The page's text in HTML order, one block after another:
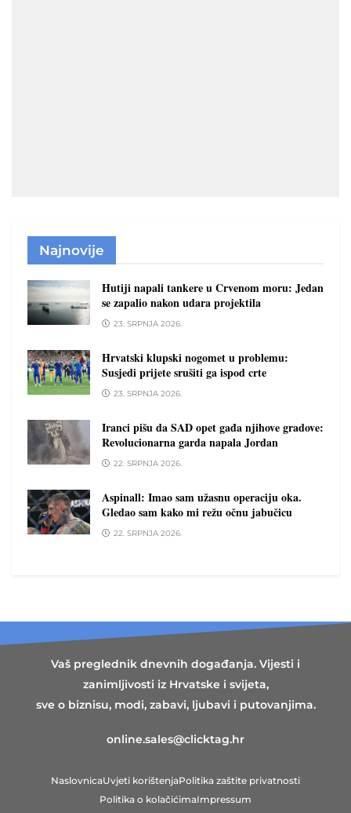
Najnovije
Hutiji napali tankere u Crvenom moru: Jedan
se zapalio nakon udara projektila
23. SRPNJA 2026.
Hrvatski klupski nogomet u problemu:
Susjedi prijete srušiti ga ispod crte
23. SRPNJA 2026.
Iranci pišu da SAD opet gađa njihove gradove:
Revolucionarna garda napala Jordan
22. SRPNJA 2026.
Aspinall: Imao sam užasnu operaciju oka.
Gledao sam kako mi režu očnu jabučicu
22. SRPNJA 2026.
Vaš preglednik dnevnih događanja. Vijesti i
zanimljivosti iz Hrvatske i svijeta,
sve o biznisu, modi, zabavi, ljubavi i putovanjima.
online.sales@clicktag.hr
NaslovnicaUvjeti korištenjaPolitika zaštite privatnosti
Politika o kolačićimaImpressum